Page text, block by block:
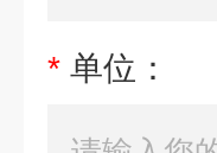
* 单位：